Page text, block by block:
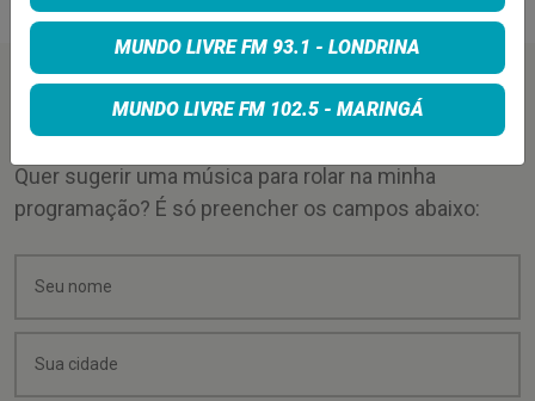
PEÇA SUA MÚSICA
Quer sugerir uma música para rolar na minha
programação? É só preencher os campos abaixo:
MUNDO LIVRE FM 93.1 - LONDRINA
MUNDO LIVRE FM 102.5 - MARINGÁ